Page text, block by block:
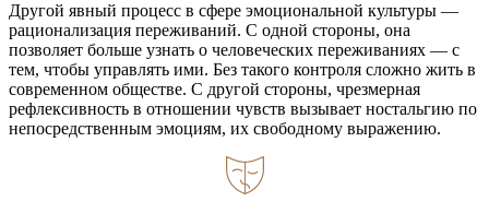
Другой явный процесс в сфере эмоциональной культуры —
рационализация переживаний. С одной стороны, она
позволяет больше узнать о человеческих переживаниях — с
тем, чтобы управлять ими. Без такого контроля сложно жить в
современном обществе. С другой стороны, чрезмерная
рефлексивность в отношении чувств вызывает ностальгию по
непосредственным эмоциям, их свободному выражению.